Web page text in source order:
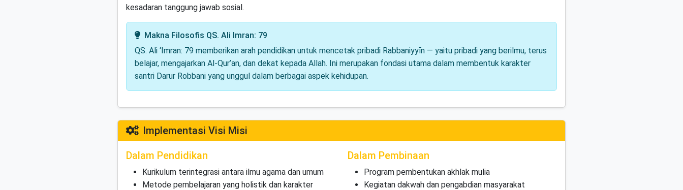
kesadaran tanggung jawab sosial.
Makna Filosofis QS. Ali Imran: 79
QS. Ali ‘Imran: 79 memberikan arah pendidikan untuk mencetak pribadi Rabbaniyyīn — yaitu pribadi yang berilmu, terus
belajar, mengajarkan Al-Qur’an, dan dekat kepada Allah. Ini merupakan fondasi utama dalam membentuk karakter
santri Darur Robbani yang unggul dalam berbagai aspek kehidupan.
Implementasi Visi Misi
Dalam Pendidikan
Kurikulum terintegrasi antara ilmu agama dan umum
Metode pembelajaran yang holistik dan karakter
Dalam Pembinaan
Program pembentukan akhlak mulia
Kegiatan dakwah dan pengabdian masyarakat